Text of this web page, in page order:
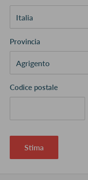
Provincia
Codice postale
Stima